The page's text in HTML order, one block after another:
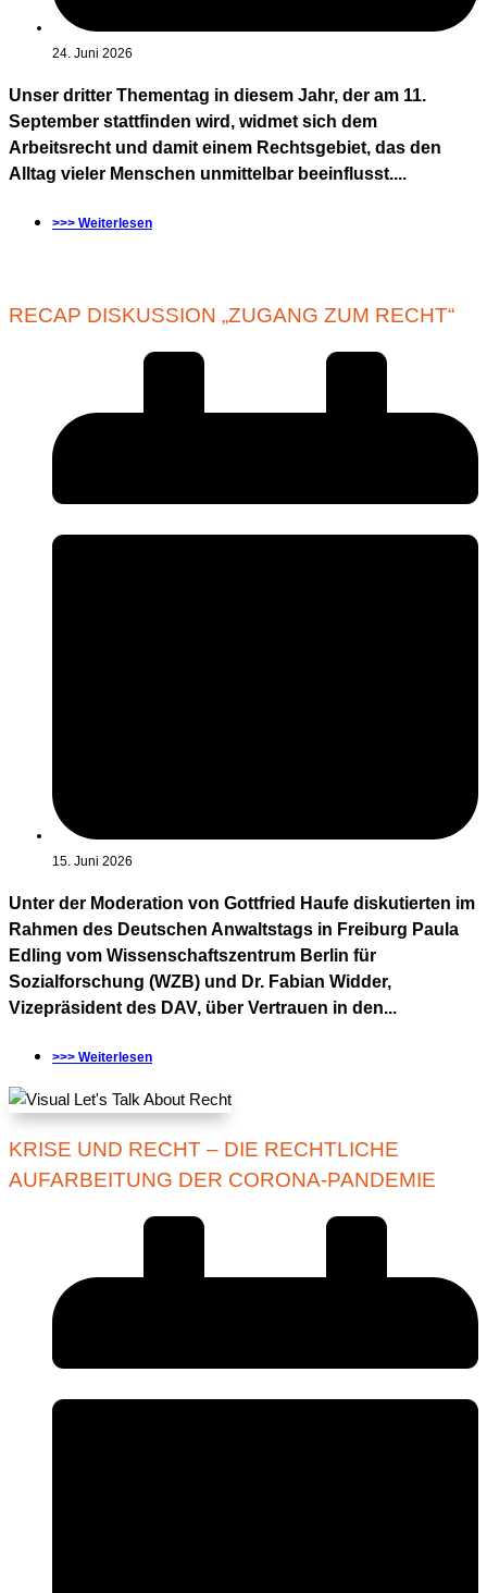
24. Juni 2026
Unser dritter Thementag in diesem Jahr, der am 11.
September stattfinden wird, widmet sich dem
Arbeitsrecht und damit einem Rechtsgebiet, das den
Alltag vieler Menschen unmittelbar beeinflusst....
>>> Weiterlesen
RECAP DISKUSSION „ZUGANG ZUM RECHT“
15. Juni 2026
Unter der Moderation von Gottfried Haufe diskutierten im
Rahmen des Deutschen Anwaltstags in Freiburg Paula
Edling vom Wissenschaftszentrum Berlin für
Sozialforschung (WZB) und Dr. Fabian Widder,
Vizepräsident des DAV, über Vertrauen in den...
>>> Weiterlesen
KRISE UND RECHT – DIE RECHTLICHE
AUFARBEITUNG DER CORONA-PANDEMIE